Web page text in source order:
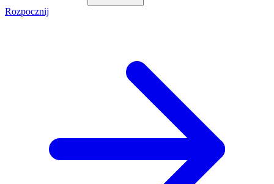
Rozpocznij